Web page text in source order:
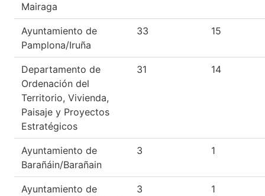
Mairaga
Ayuntamiento de
Pamplona/Iruña
33 15
Departamento de
Ordenación del
Territorio, Vivienda,
Paisaje y Proyectos
Estratégicos
31 14
Ayuntamiento de
Barañáin/Barañain
3 1
Ayuntamiento de
3 1